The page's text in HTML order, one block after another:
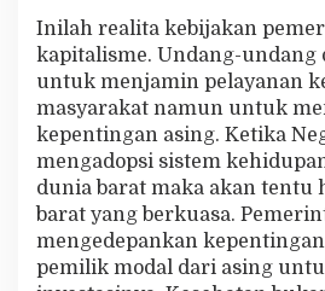
Inilah realita kebijakan
kapitalisme. Undang-undang
untuk menjamin pelayanan
masyarakat namun untuk
kepentingan asing. Ketika
mengadopsi sistem
dunia barat maka akan tentu
barat yang berkuasa.
mengedepankan
pemilik modal dari asing